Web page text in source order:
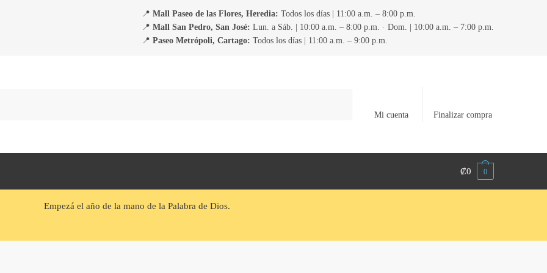
📍 Mall Paseo de las Flores, Heredia: Todos los días | 11:00 a.m. – 8:00 p.m.
📍 Mall San Pedro, San José: Lun. a Sáb. | 10:00 a.m. – 8:00 p.m. · Dom. | 10:00 a.m. – 7:00 p.m.
📍 Paseo Metrópoli, Cartago: Todos los días | 11:00 a.m. – 9:00 p.m.
Mi cuenta Finalizar compra
₡0 0
Empezá el año de la mano de la Palabra de Dios.